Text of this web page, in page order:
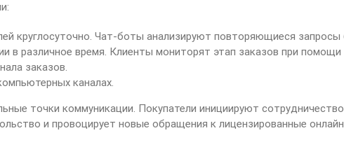
круглосуточно. Чат-боты анализируют повторяющиеся запросы
в различное время. Клиенты мониторят этап заказов при
заказов.
каналах.
точки коммуникации. Покупатели инициируют
и провоцирует новые обращения к лицензированные